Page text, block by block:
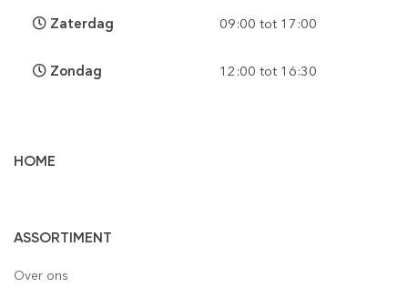
HOME
ASSORTIMENT
Over ons
Zaterdag 09:00 tot 17:00
Zondag 12:00 tot 16:30